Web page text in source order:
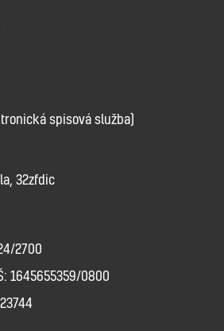
spisová služba)
32zfdic
2700
1645655359/0800